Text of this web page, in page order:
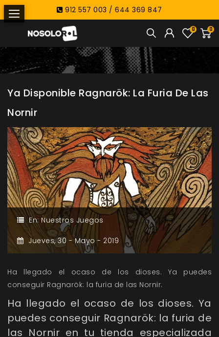
912 557 003 / 644 369 847
0
0
Ya Disponible Ragnarök: La Furia De Las
Nornir
En: Nuestros Juegos
Jueves,30 -Mayo - 2019
Ha llegado el ocaso de los dioses. Ya puedes
conseguir Ragnarök: la furia de las Nornir.
Ha llegado el ocaso de los dioses. Ya
puedes conseguir Ragnarök: la furia de
las Nornir en tu tienda especializada